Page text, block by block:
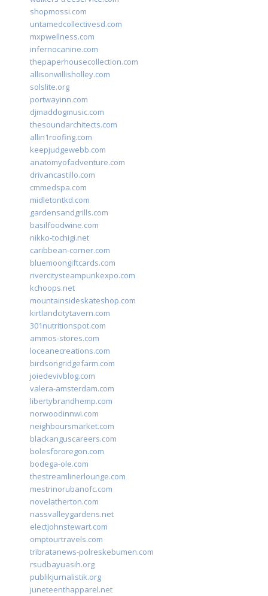
shopmossi.com
untamedcollectivesd.com
mxpwellness.com
infernocanine.com
thepaperhousecollection.com
allisonwillisholley.com
solslite.org
portwayinn.com
djmaddogmusic.com
thesoundarchitects.com
allin1roofing.com
keepjudgewebb.com
anatomyofadventure.com
drivancastillo.com
cmmedspa.com
midletontkd.com
gardensandgrills.com
basilfoodwine.com
nikko-tochigi.net
caribbean-corner.com
bluemoongiftcards.com
rivercitysteampunkexpo.com
kchoops.net
mountainsideskateshop.com
kirtlandcitytavern.com
301nutritionspot.com
ammos-stores.com
loceanecreations.com
birdsongridgefarm.com
joiedevivblog.com
valera-amsterdam.com
libertybrandhemp.com
norwoodinnwi.com
neighboursmarket.com
blackanguscareers.com
bolesfororegon.com
bodega-ole.com
thestreamlinerlounge.com
mestrinorubanofc.com
novelatherton.com
nassvalleygardens.net
electjohnstewart.com
omptourtravels.com
tribratanews-polreskebumen.com
rsudbayuasih.org
publikjurnalistik.org
juneteenthapparel.net